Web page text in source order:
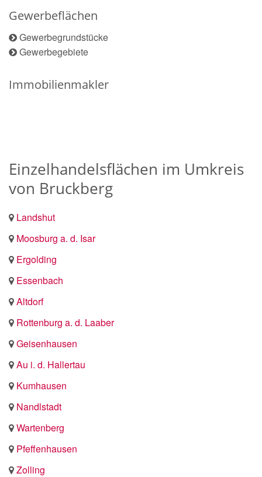
Gewerbeflächen
Gewerbegrundstücke
Gewerbegebiete
Immobilienmakler
Einzelhandelsflächen im Umkreis
von Bruckberg
Landshut
Moosburg a. d. Isar
Ergolding
Essenbach
Altdorf
Rottenburg a. d. Laaber
Geisenhausen
Au i. d. Hallertau
Kumhausen
Nandlstadt
Wartenberg
Pfeffenhausen
Zolling